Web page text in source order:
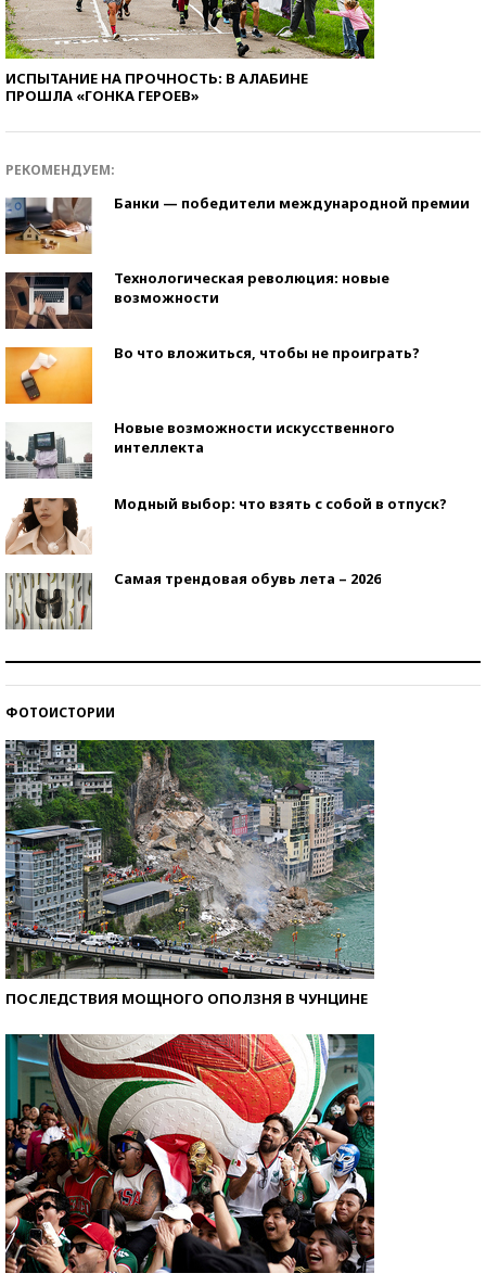
ИСПЫТАНИЕ НА ПРОЧНОСТЬ: В АЛАБИНЕ
ПРОШЛА «ГОНКА ГЕРОЕВ»
РЕКОМЕНДУЕМ:
Банки — победители международной премии
Технологическая революция: новые
возможности
Во что вложиться, чтобы не проиграть?
Новые возможности искусственного
интеллекта
Модный выбор: что взять с собой в отпуск?
Самая трендовая обувь лета – 2026
ФОТОИСТОРИИ
ПОСЛЕДСТВИЯ МОЩНОГО ОПОЛЗНЯ В ЧУНЦИНЕ